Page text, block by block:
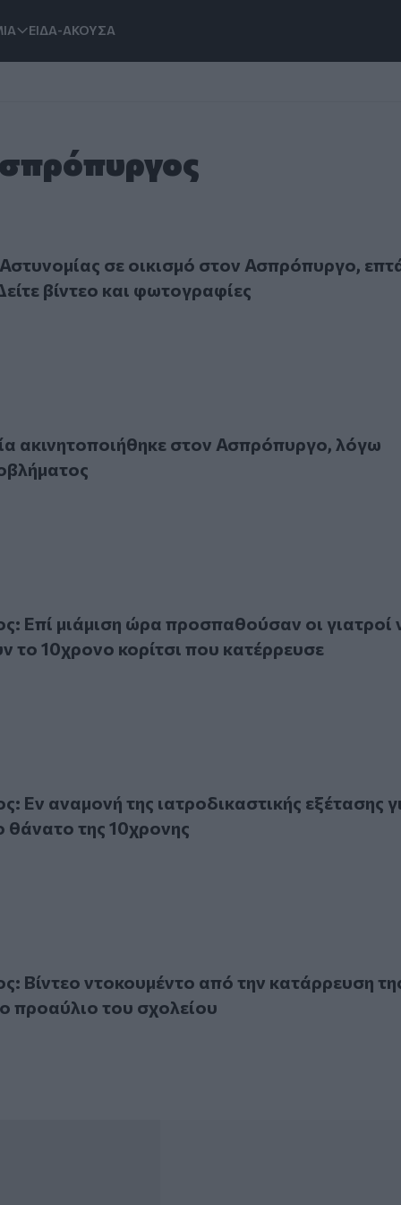
ΕΙΔΑ-ΑΚΟΥΣΑ
σε οικισμό στον Ασπρόπυργο, επτά συλλήψεις:
σε οικισμό στον Ασπρόπυργο,
βίντεο και φωτογραφίες
στον Ασπρόπυργο, λόγω τεχνικού
ακινητοποιήθηκε στον Ασπρόπυργο, λόγω
μιάμιση ώρα προσπαθούσαν οι γιατροί να επαναφέρουν
Επί μιάμιση ώρα προσπαθούσαν οι γιατροί
το 10χρονο κορίτσι που κατέρρευσε
αναμονή της ιατροδικαστικής εξέτασης για τον αιφνίδιο
Εν αναμονή της ιατροδικαστικής εξέτασης
θάνατο της 10χρονης
ντοκουμέντο από την κατάρρευση της 10χρονης στο
Βίντεο ντοκουμέντο από την κατάρρευση
προαύλιο του σχολείου